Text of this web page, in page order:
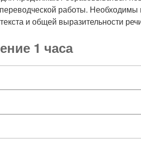
работы.
и общей выразительности
1 часа